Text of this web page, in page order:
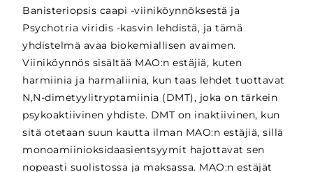
Banisteriopsis caapi -viiniköynnöksestä ja
Psychotria viridis -kasvin lehdistä, ja tämä
yhdistelmä avaa biokemiallisen avaimen.
Viiniköynnös sisältää MAO:n estäjiä, kuten
harmiinia ja harmaliinia, kun taas lehdet tuottavat
N,N-dimetyylitryptamiinia (DMT), joka on tärkein
psykoaktiivinen yhdiste. DMT on inaktiivinen, kun
sitä otetaan suun kautta ilman MAO:n estäjiä, sillä
monoamiinioksidaasientsyymit hajottavat sen
nopeasti suolistossa ja maksassa. MAO:n estäjät